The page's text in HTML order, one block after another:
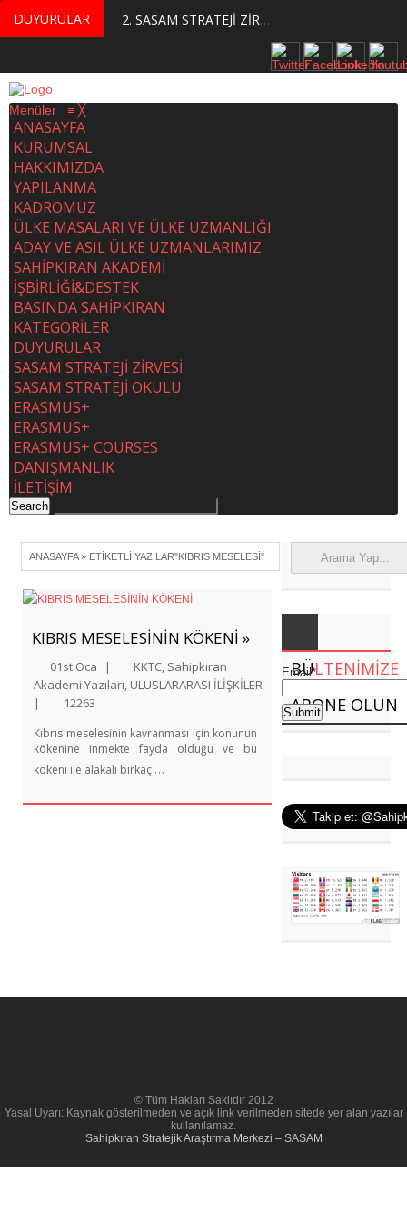
DUYURULAR
MERKEZİMİZ BÜNYESİNDE YETİŞTİRİLMEK ÜZERE GÖNÜLLÜ ÜLKE MASASI UZMANI VE UZMAN ADAYLARI ARIYORUZ 2. SASAM STRATEJİ ZİRVESİ KATILIMCILARI BELLİ OLDU
Menüler ≡ ╳
ANASAYFA
KURUMSAL
HAKKIMIZDA
YAPILANMA
KADROMUZ
ÜLKE MASALARI VE ÜLKE UZMANLIĞI
ADAY VE ASIL ÜLKE UZMANLARIMIZ
SAHİPKIRAN AKADEMİ
İŞBİRLİĞİ&DESTEK
BASINDA SAHİPKIRAN
KATEGORİLER
DUYURULAR
SASAM STRATEJİ ZİRVESİ
SASAM STRATEJİ OKULU
ERASMUS+
ERASMUS+
ERASMUS+ COURSES
DANIŞMANLIK
İLETİŞİM
ANASAYFA» ETIKETLI YAZILAR"KIBRIS MESELESI"
KIBRIS MESELESİNİN KÖKENİ »
01st Oca | KKTC, Sahipkıran
Akademi Yazıları, ULUSLARARASI İLİŞKİLER
|
12263
Kıbrıs meselesinin kavranması için konunun
kökenine inmekte fayda olduğu ve bu
kökeni ile alakalı birkaç …
BÜLTENIMIZE
ABONE OLUN
Email*
© Tüm Hakları Saklıdır 2012
Yasal Uyarı: Kaynak gösterilmeden ve açık link verilmeden sitede yer alan yazılar
kullanılamaz.
Sahipkıran Stratejik Araştırma Merkezi – SASAM